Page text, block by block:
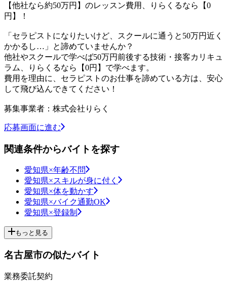
【他社なら約50万円】のレッスン費用、りらくるなら【0
円】！
「セラピストになりたいけど、スクールに通うと50万円近く
かかるし…」と諦めていませんか？
他社やスクールで学べば50万円前後する技術・接客カリキュ
ラム、りらくるなら【0円】で学べます。
費用を理由に、セラピストのお仕事を諦めている方は、安心
して飛び込んできてください！
募集事業者：株式会社りらく
応募画面に進む
関連条件からバイトを探す
愛知県×年齢不問
愛知県×スキルが身に付く
愛知県×体を動かす
愛知県×バイク通勤OK
愛知県×登録制
もっと見る
名古屋市の似たバイト
業務委託契約